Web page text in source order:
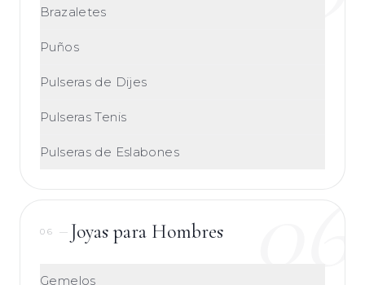
Brazaletes
Puños
Pulseras de Dijes
Pulseras Tenis
Pulseras de Eslabones
06
06 — Joyas para Hombres
Gemelos